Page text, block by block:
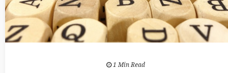
1 Min Read